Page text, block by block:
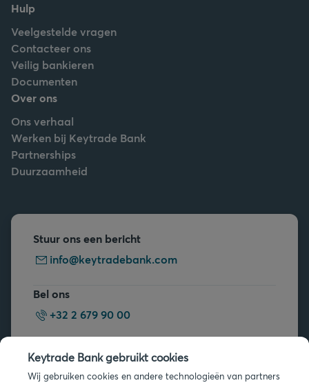
Hulp
Veelgestelde vragen
Contacteer ons
Veilig bankieren
Documenten
Over ons
Ons verhaal
Werken bij Keytrade Bank
Partnerships
Duurzaamheid
Stuur ons een bericht
info@keytradebank.com
Bel ons
+32 2 679 90 00
Veelgestelde vragen
Keytrade Bank gebruikt cookies
Wij gebruiken cookies en andere technologieën van partners